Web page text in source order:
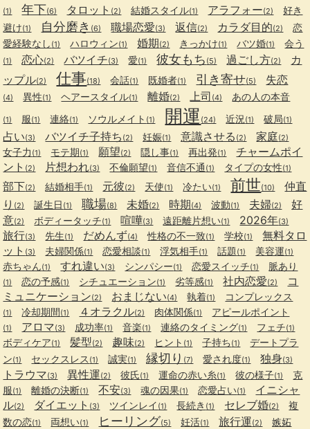
(1) 年下(6) タロット (2) 結婚スタイル(1) アラフォー(2)
好き
避け(1) 自分磨き (6) 職場恋愛(3) 返信(2) カラダ目的(2)
恋
愛経験なし (1) ハロウィン(1) 婚期(2) きっかけ(1) バツ婚(1) 会う
(1) 恋心(2) バツイチ(3) 愛(1) 彼女もち (5) 過ごし方(2)
カ
ップル(2) 仕事(18) 会話(1) 既婚者(1) 引き寄せ(5) 失恋
(4) 異性(1) ヘアースタイル(1) 離婚(2) 上司 (4) あの人の本音
(1) 服(1) 連絡(1) ソウルメイト (1) 開運 (24) 近況 (1) 破局(1)
占い(3) バツイチ子持ち (2) 妊娠(1) 意識させる (2) 家庭(2)
女子力 (1) モテ期(1) 願望(2) 隠し事(1) 再出発(1)
チャームポイ
ント (2) 片想われ(3) 不倫願望(1) 音信不通 (1) タイプの女性(1)
部下(2) 結婚相手(1) 元彼(2) 天使(1) 冷たい(1) 前世(10)
仲直
り (2) 誕生日 (1) 職場(8) 未婚(2) 時期(4) 波動(1) 夫婦(2)
好
意(2) ボディータッチ(1) 喧嘩(3) 遠距離片想い(1) 2026年(3)
旅行(3) 先生(1) だめんず(4) 性格の不一致(1) 学校(1)
無料タロ
ット (3) 夫婦関係(1) 恋愛相談(1) 浮気相手(1) 話題(1) 美容運(1)
赤ちゃん(1) すれ違い(3) シンパシー(1) 恋愛スイッチ(1) 脈あり
(1) 恋の予感(1) シチュエーション(1) 劣等感(1) 社内恋愛(2)
コ
ミュニケーション(2) おまじない(4) 執着(1) コンプレックス
(1) 冷却期間(1) ４オラクル(2) 肉体関係(1) アピールポイント
(1) アロマ(3) 成功率(1) 音楽(1) 連絡のタイミング(1) フェチ(1)
ボディケア(1) 髪型(2) 趣味(2) ヒント (1) 子持ち(1)
デートプラ
ン(1) セックスレス (1) 誠実(1) 縁切り (7) 愛され度(1) 独身(3)
トラウマ(3) 異性運(2) 彼氏(1) 運命の赤い糸(1) 彼の様子(1)
克
服(1) 離婚の決断(1) 不安(3) 魂の因果(1) 恋愛占い(1)
イニシャ
ル(2) ダイエット (3) ツインレイ (1) 長続き (1) セレブ婚(2)
複
数の恋(1) 両想い(1) ヒーリング(5) 妊活(1) 旅行運(2) 嫉妬